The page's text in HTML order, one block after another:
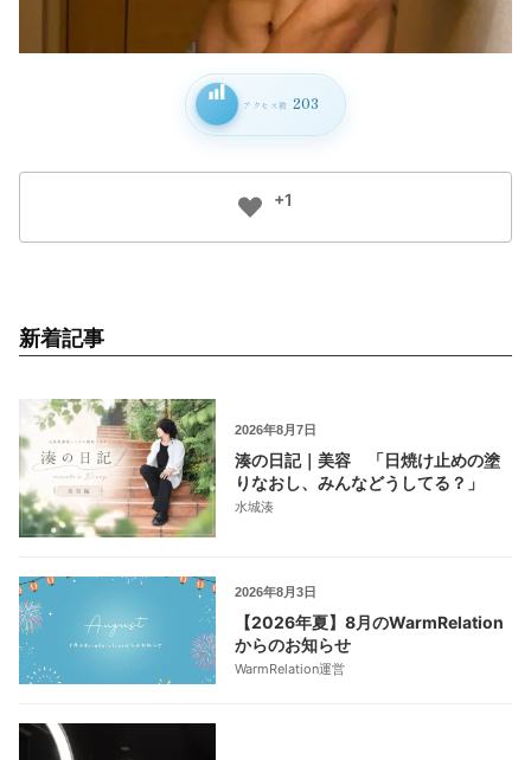
アクセス数 203
+1
新着記事
2026年8月7日
湊の日記｜美容 「日焼け止めの塗
りなおし、みんなどうしてる？」
水城湊
2026年8月3日
【2026年夏】8月のWarmRelation
からのお知らせ
WarmRelation運営